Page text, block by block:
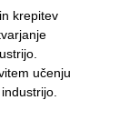
krepitev
učenju